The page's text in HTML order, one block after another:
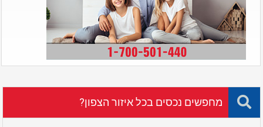
מחפשים נכסים בכל איזור הצפון?